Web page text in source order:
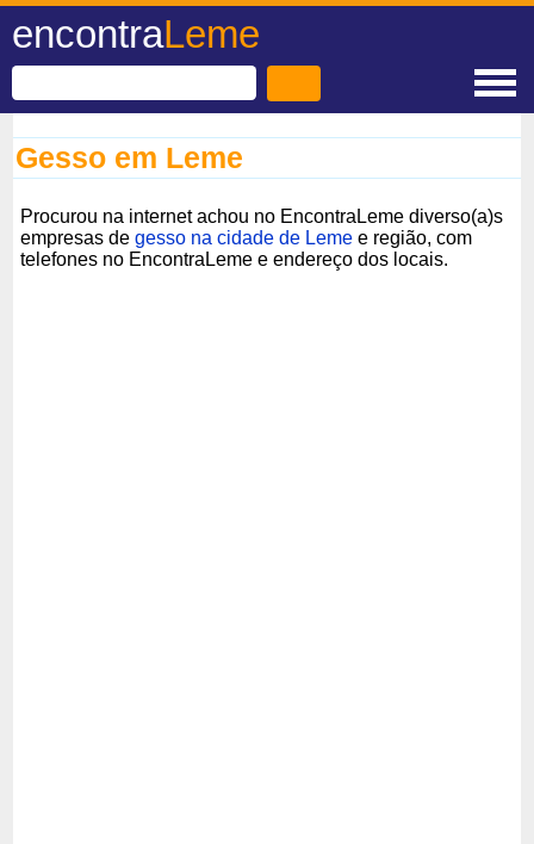
encontraLeme
Gesso em Leme
Procurou na internet achou no EncontraLeme diverso(a)s
empresas degesso na cidade de Leme e região, com
telefones no EncontraLeme e endereço dos locais.